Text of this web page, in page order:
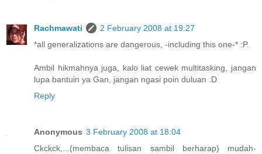
Rachmawati
2 February 2008 at 19:27
*all generalizations are dangerous, -including this one-* :P.
Ambil hikmahnya juga, kalo liat cewek multitasking, jangan
lupa bantuin ya Gan, jangan ngasi poin duluan :D
Reply
Anonymous 3 February 2008 at 18:04
Ckckck,...(membaca tulisan sambil berharap) mudah-